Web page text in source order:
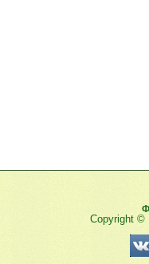
Copyright ©